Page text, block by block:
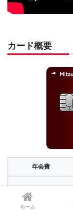
カード概要
年会費
ホーム